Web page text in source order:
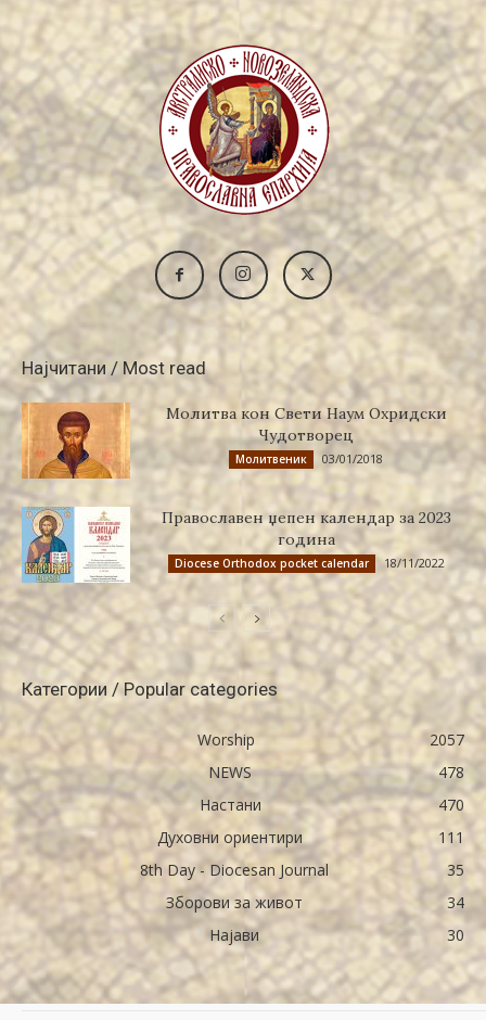
Најчитани / Most read
Молитва кон Свети Наум Охридски
Чудотворец
Молитвеник 03/01/2018
Православен џепен календар за 2023
година
Diocese Orthodox pocket calendar 18/11/2022
Категории / Popular categories
Worship
2057
NEWS
478
Настани
470
Духовни ориентири
111
8th Day - Diocesan Journal
35
Зборови за живот
34
Најави
30